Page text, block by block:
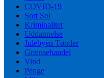
COVID-19
Sort Sol
Kriminalitet
Uddannelse
Julebyen Tønder
Grænsehandel
Vind
Penge